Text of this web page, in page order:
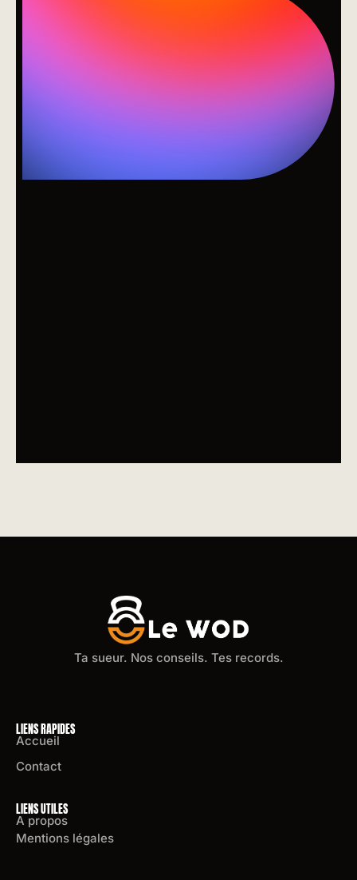
Ta sueur. Nos conseils. Tes records.
LIENS RAPIDES
Accueil
Contact
LIENS UTILES
A propos
Mentions légales